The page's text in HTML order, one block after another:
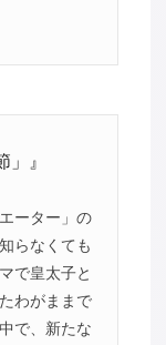
』
ーター」の
らなくても
で皇太子と
わがままで
で、新たな